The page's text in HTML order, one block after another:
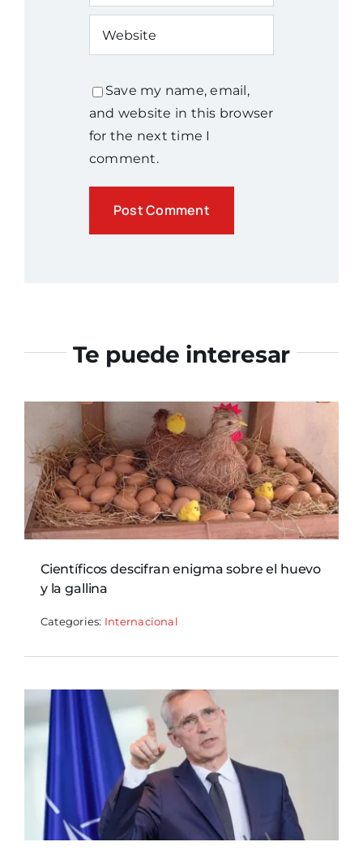
Save my name, email,
and website in this browser
for the next time I
comment.
Te puede interesar
Científicos descifran enigma sobre el huevo
y la gallina
Categories: Internacional